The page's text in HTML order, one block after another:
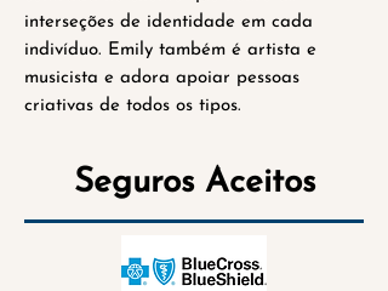
interseções de identidade em cada
indivíduo. Emily também é artista e
musicista e adora apoiar pessoas
criativas de todos os tipos.
Seguros Aceitos